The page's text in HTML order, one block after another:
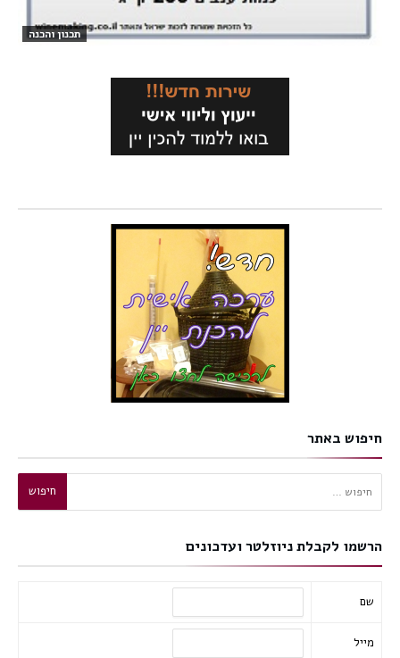
תכנון והכנה
חיפוש באתר
חיפוש:
הרשמו לקבלת ניוזלטר ועדכונים
שם
מייל